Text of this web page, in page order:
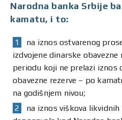
Narodna banka Srbije
kamatu, i to:
na iznos ostvarenog
izdvojene dinarske
periodu koji ne prelazi iznos
obavezne rezerve – po
na godišnjem nivou;
na iznos viškova